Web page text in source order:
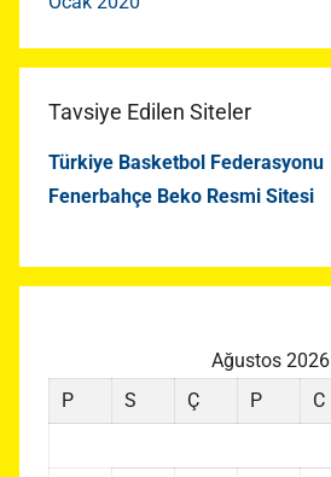
Tavsiye Edilen Siteler
Türkiye Basketbol Federasyonu
Fenerbahçe Beko Resmi Sitesi
Ağustos 2026
P
S Ç P C